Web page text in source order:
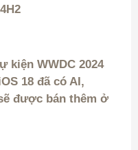
kiện WWDC 2024
18 đã có AI,
được bán thêm ở